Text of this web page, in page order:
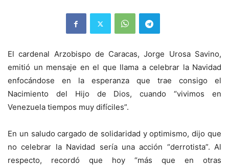
El cardenal Arzobispo de Caracas, Jorge Urosa Savino,
emitió un mensaje en el que llama a celebrar la Navidad
enfocándose en la esperanza que trae consigo el
Nacimiento del Hijo de Dios, cuando “vivimos en
Venezuela tiempos muy difíciles”.
En un saludo cargado de solidaridad y optimismo, dijo que
no celebrar la Navidad sería una acción “derrotista”. Al
respecto, recordó que hoy “más que en otras